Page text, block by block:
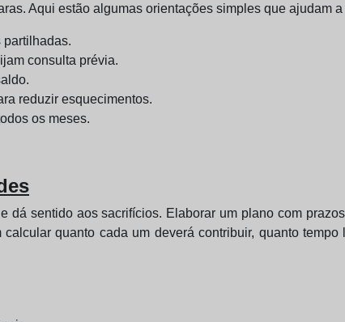
Aqui estão algumas orientações simples que ajudam
partilhadas.
consulta prévia.
reduzir esquecimentos.
os meses.
dá sentido aos sacrifícios. Elaborar um plano com
quanto cada um deverá contribuir, quanto